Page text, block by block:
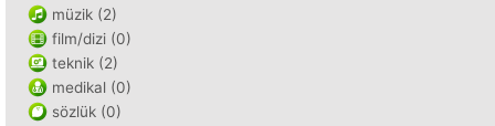
müzik (2)
film/dizi (0)
teknik (2)
medikal (0)
sözlük (0)